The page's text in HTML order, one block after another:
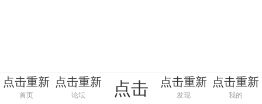
点击重新
加载
首页
点击重新
加载
论坛 点击
点击重新
加载
发现
点击重新
加载
我的